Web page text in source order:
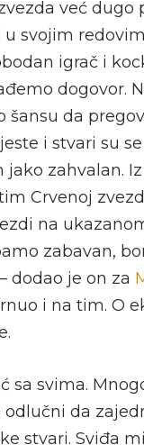
već dugo
svojim
igrač i
dogovor.
šansu da
i stvari su
jako zahvalan.
Crvenoj
na
zabavan,
dodao je on za
i na tim. O
sa svima.
da
stvari. Sviđa